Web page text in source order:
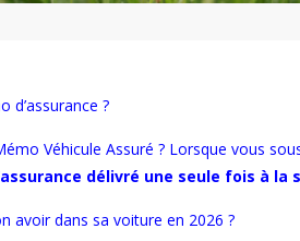
d’assurance ?
Véhicule Assuré ? Lorsque vous
délivré une seule fois à
avoir dans sa voiture en 2026 ?